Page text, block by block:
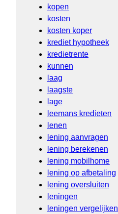
kopen
kosten
kosten koper
krediet hypotheek
kredietrente
kunnen
laag
laagste
lage
leemans kredieten
lenen
lening aanvragen
lening berekenen
lening mobilhome
lening op afbetaling
lening oversluiten
leningen
leningen vergelijken